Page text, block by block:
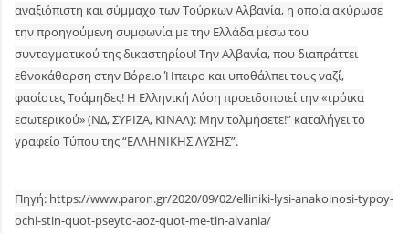
αναξιόπιστη και σύμμαχο των Τούρκων Αλβανία, η οποία ακύρωσε
την προηγούμενη συμφωνία με την Ελλάδα μέσω του
συνταγματικού της δικαστηρίου! Την Αλβανία, που διαπράττει
εθνοκάθαρση στην Βόρειο Ήπειρο και υποθάλπει τους ναζί,
φασίστες Τσάμηδες! Η Ελληνική Λύση προειδοποιεί την «τρόικα
εσωτερικού» (ΝΔ, ΣΥΡΙΖΑ, ΚΙΝΑΛ): Μην τολμήσετε!” καταλήγει το
γραφείο Τύπου της “ΕΛΛΗΝΙΚΗΣ ΛΥΣΗΣ”.
Πηγή: https://www.paron.gr/2020/09/02/elliniki-lysi-anakoinosi-typoy-
ochi-stin-quot-pseyto-aoz-quot-me-tin-alvania/